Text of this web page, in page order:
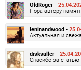
OldRoger -
Пора автору
leninandwood -
Актуальная и
disksaller -
Спасибо за статью